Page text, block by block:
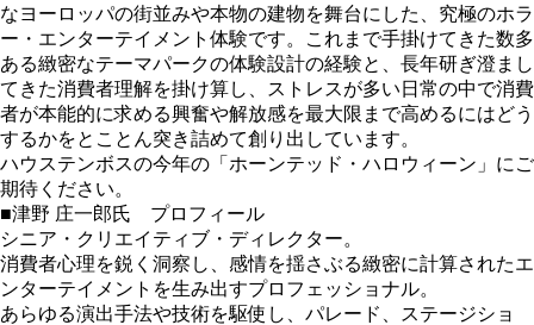
なヨーロッパの街並みや本物の建物を舞台にした、究極のホラ
ー・エンターテイメント体験です。これまで手掛けてきた数多
ある緻密なテーマパークの体験設計の経験と、長年研ぎ澄まし
てきた消費者理解を掛け算し、ストレスが多い日常の中で消費
者が本能的に求める興奮や解放感を最大限まで高めるにはどう
するかをとことん突き詰めて創り出しています。
ハウステンボスの今年の「ホーンテッド・ハロウィーン」にご
期待ください。
■津野 庄一郎氏 プロフィール
シニア・クリエイティブ・ディレクター。
消費者心理を鋭く洞察し、感情を揺さぶる緻密に計算されたエ
ンターテイメントを生み出すプロフェッショナル。
あらゆる演出手法や技術を駆使し、パレード、ステージショ